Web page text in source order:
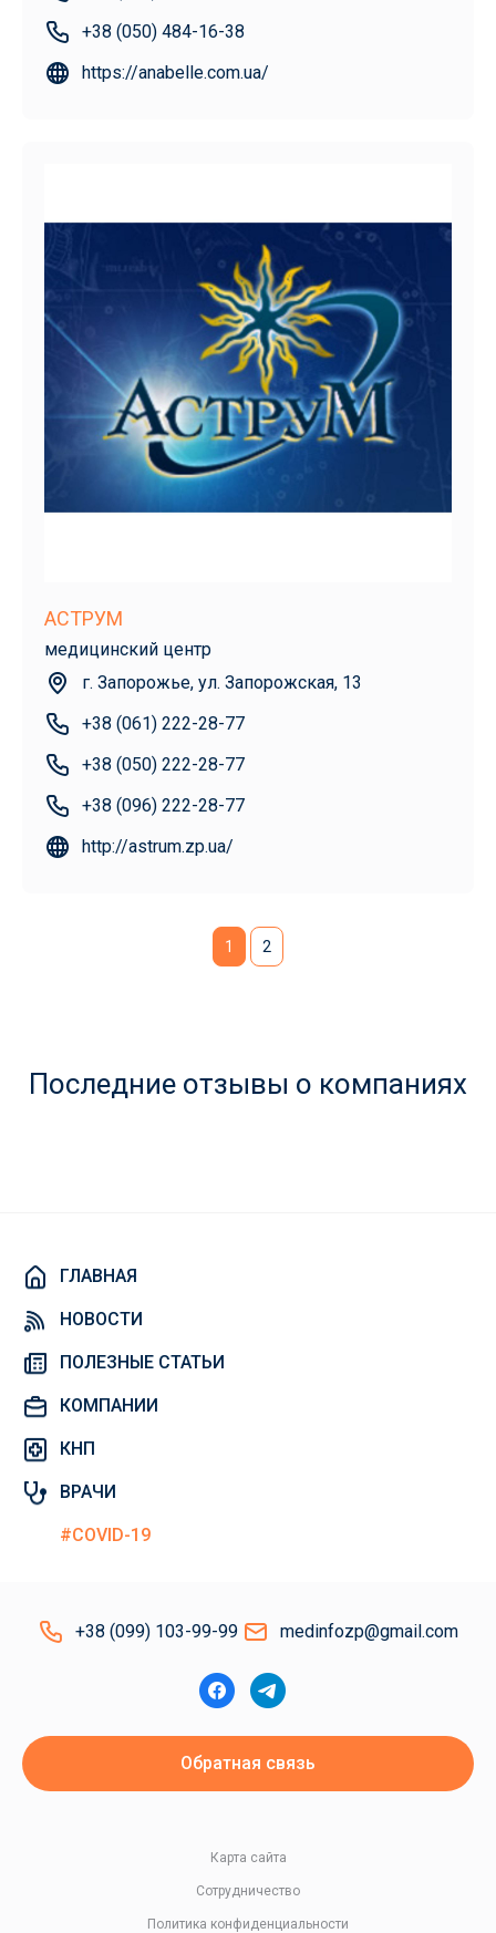
+38 (050) 484-16-38
https://anabelle.com.ua/
АСТРУМ
медицинский центр
г. Запорожье, ул. Запорожская, 13
+38 (061) 222-28-77
+38 (050) 222-28-77
+38 (096) 222-28-77
http://astrum.zp.ua/
1 2
Последние отзывы о компаниях
ГЛАВНАЯ
НОВОСТИ
ПОЛЕЗНЫЕ СТАТЬИ
КОМПАНИИ
КНП
ВРАЧИ
#COVID-19
+38 (099) 103-99-99 medinfozp@gmail.com
Обратная связь
Политика конфиденциальности
Сотрудничество
Карта сайта